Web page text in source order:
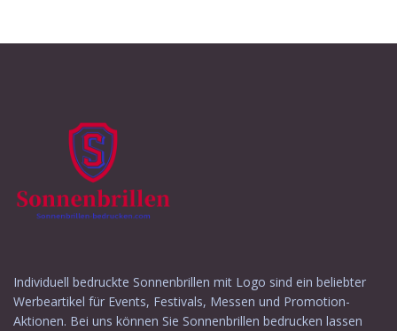
anfragen
anfragen
Individuell bedruckte Sonnenbrillen mit Logo sind ein beliebter
Werbeartikel für Events, Festivals, Messen und Promotion-
Aktionen. Bei uns können Sie Sonnenbrillen bedrucken lassen